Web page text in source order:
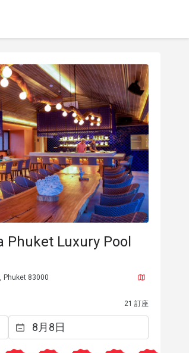
Phuket Luxury Pool
Phuket 83000
21 訂座